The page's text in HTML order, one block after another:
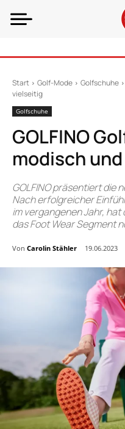
Start Golf-Mode Golfschuhe
vielseitig
Golfschuhe
GOLFINO
modisch
GOLFINO präsentiert die
Nach erfolgreicher
im vergangenen Jahr, hat
das Foot Wear Segment
Von Carolin Stähler 19.06.2023